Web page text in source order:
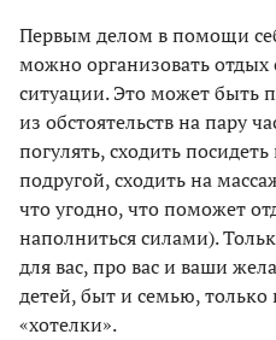
Первым делом в помощи
можно организовать
ситуации. Это может быть
из обстоятельств на пару
погулять, сходить
подругой, сходить на
что угодно, что поможет
наполниться силами).
для вас, про вас и ваши
детей, быт и семью,
«хотелки».